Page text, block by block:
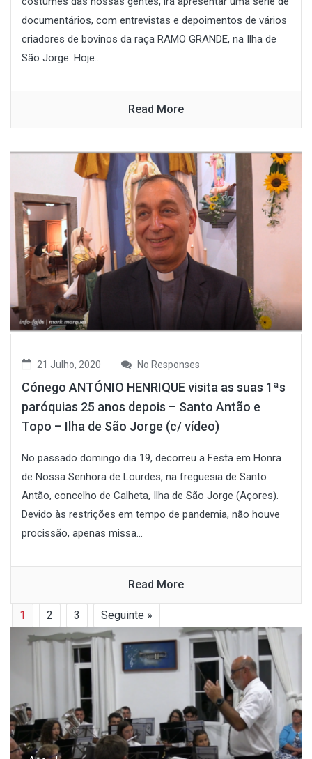
documentários, com entrevistas e depoimentos de vários
criadores de bovinos da raça RAMO GRANDE, na Ilha de
São Jorge. Hoje...
Read More
21 Julho, 2020 No Responses
Cónego ANTÓNIO HENRIQUE visita as suas 1ªs
paróquias 25 anos depois – Santo Antão e
Topo – Ilha de São Jorge (c/ vídeo)
No passado domingo dia 19, decorreu a Festa em Honra
de Nossa Senhora de Lourdes, na freguesia de Santo
Antão, concelho de Calheta, Ilha de São Jorge (Açores).
Devido às restrições em tempo de pandemia, não houve
procissão, apenas missa...
Read More
1 2 3 Seguinte »